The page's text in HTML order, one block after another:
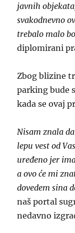
javnih
svakodnevno
trebalo malo
diplomirani
Zbog blizine
parking bude
kada se ovaj
Nisam znala
lepu vest od
uređeno jer
a ovo će mi
dovedem sina
naš portal
nedavno